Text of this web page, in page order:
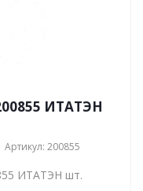
ИТАТЭН
Артикул: 200855
ИТАТЭН шт.